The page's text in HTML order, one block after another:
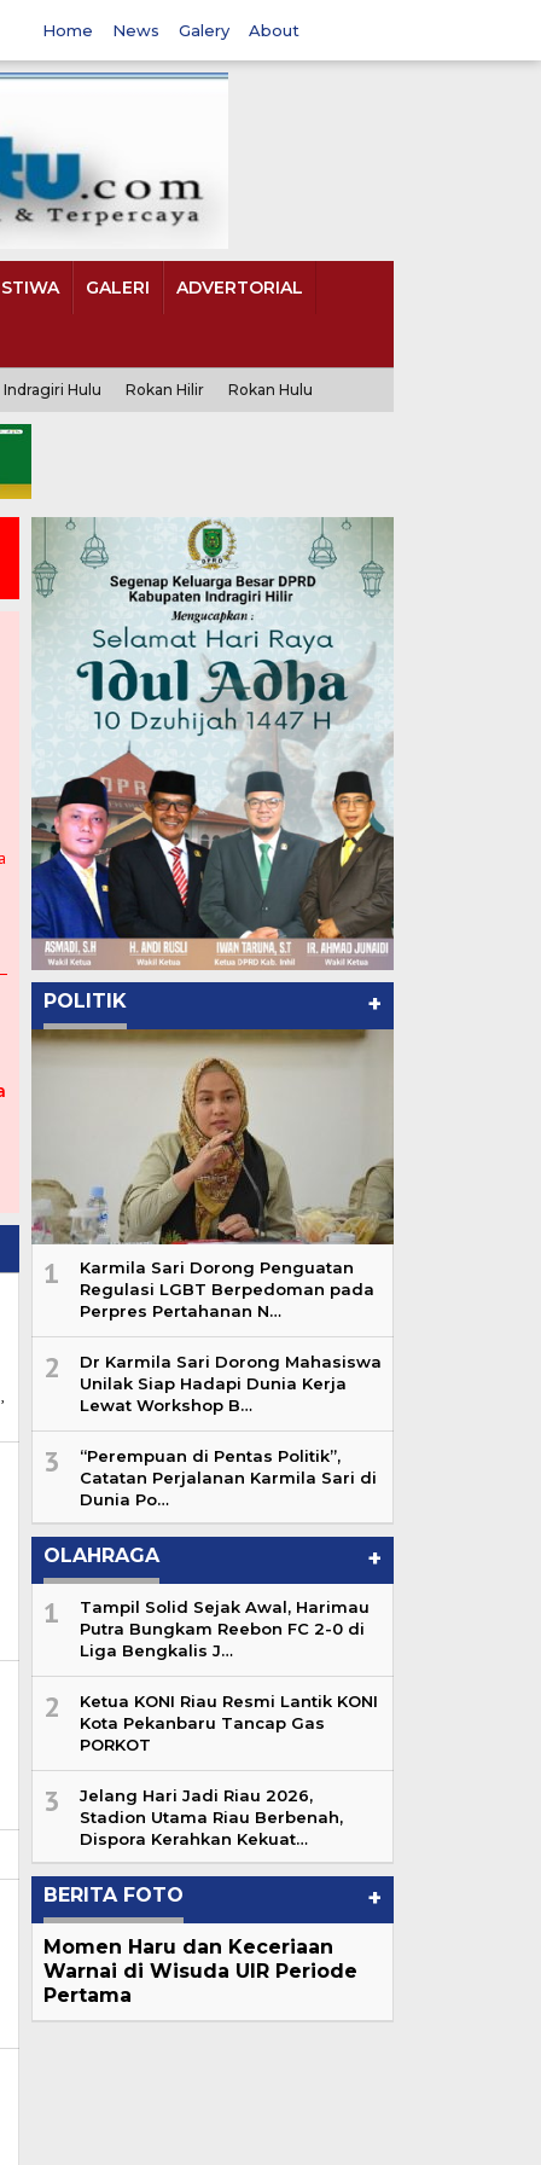
Home News Galery About
GALERI ADVERTORIAL
Indragiri Hulu Rokan Hilir Rokan Hulu
POLITIK +
1
Karmila Sari Dorong Penguatan
Regulasi LGBT Berpedoman pada
Perpres Pertahanan N…
2
Dr Karmila Sari Dorong Mahasiswa
Unilak Siap Hadapi Dunia Kerja
Lewat Workshop B…
3
“Perempuan di Pentas Politik”,
Catatan Perjalanan Karmila Sari di
Dunia Po…
OLAHRAGA +
1
Tampil Solid Sejak Awal, Harimau
Putra Bungkam Reebon FC 2-0 di
Liga Bengkalis J…
2
Ketua KONI Riau Resmi Lantik KONI
Kota Pekanbaru Tancap Gas
PORKOT
3
Jelang Hari Jadi Riau 2026,
Stadion Utama Riau Berbenah,
Dispora Kerahkan Kekuat…
BERITA FOTO +
Momen Haru dan Keceriaan
Warnai di Wisuda UIR Periode
Pertama